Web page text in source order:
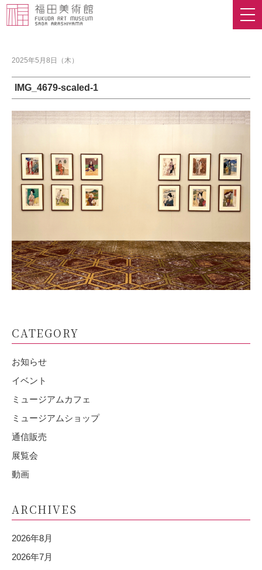
2025年5月8日（木）
IMG_4679-scaled-1
CATEGORY
お知らせ
イベント
ミュージアムカフェ
ミュージアムショップ
通信販売
展覧会
動画
ARCHIVES
2026年8月
2026年7月